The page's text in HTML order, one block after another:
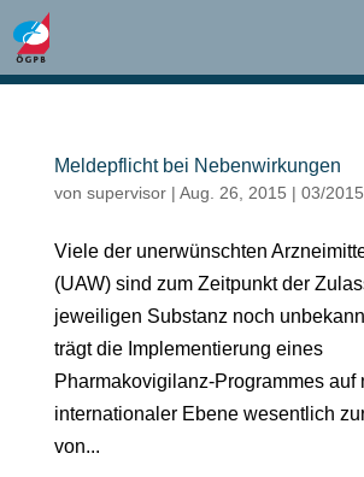
Meldepflicht bei Nebenwirkungen
von supervisor| Aug. 26, 2015 | 03/2015
Viele der unerwünschten
(UAW) sind zum Zeitpunkt der
jeweiligen Substanz noch
trägt die Implementierung eines
Pharmakovigilanz-Programmes auf
internationaler Ebene wesentlich
von...